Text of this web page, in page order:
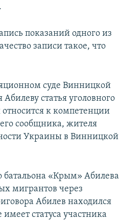
показаний одного из
записи такое, что
суде Винницкой
статья уголовного
относится к компетенции
сообщника, жителя
Украины в Винницкой
батальона «Крым» Абилева
мигрантов через
Абилев находился
статуса участника